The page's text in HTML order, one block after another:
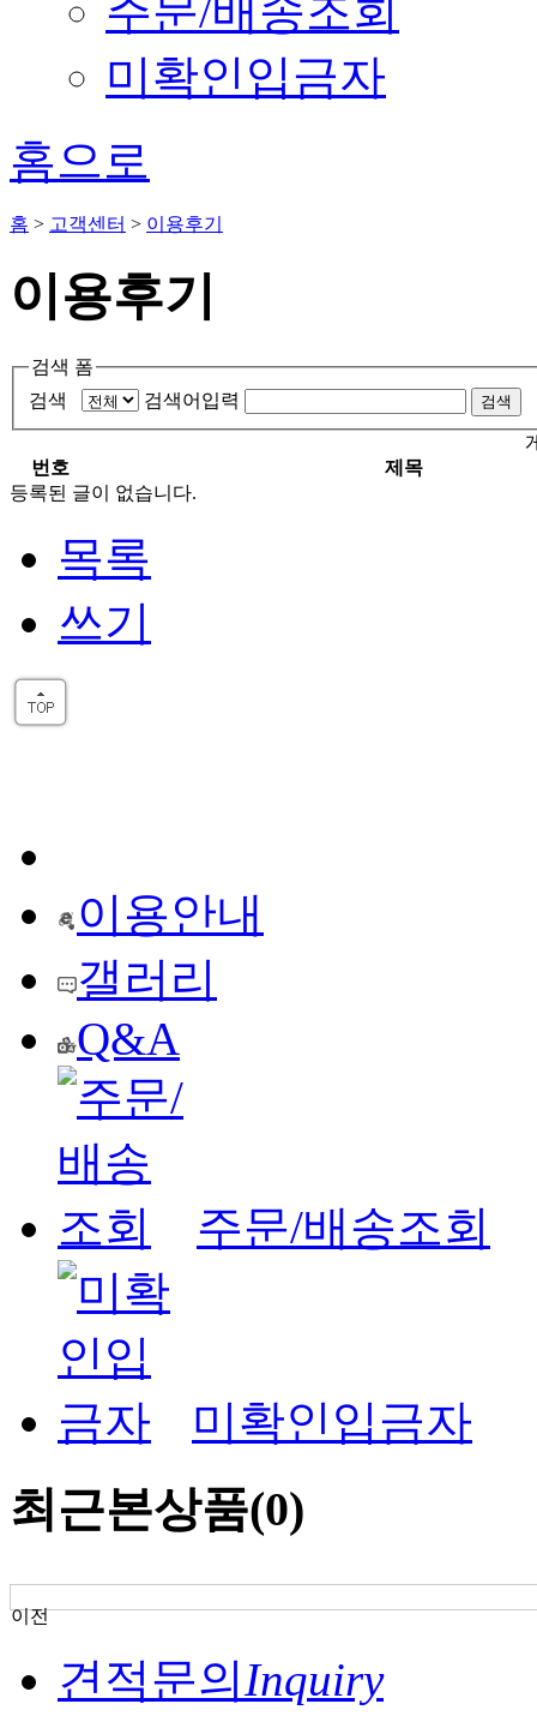
주문/배송조회
미확인입금자
홈으로
홈 > 고객센터 > 이용후기
이용후기
검색 폼
검색
검색어입력 검색
번호
제목
등록된 글이 없습니다.
목록
쓰기
이용안내
갤러리
Q&A
주문/배송조회
미확인입금자
최근본상품(0)
이전
견적문의Inquiry